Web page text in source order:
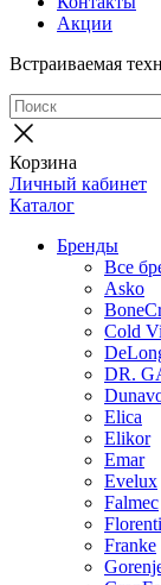
Акции
Встраиваемая
Корзина
Личный кабинет
Каталог
Бренды
Все
Asko
Cold
DR.
Elica
Elikor
Emar
Evelux
Falmec
Franke